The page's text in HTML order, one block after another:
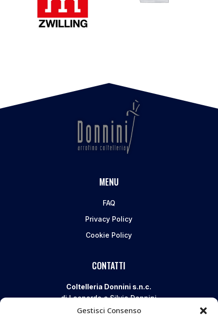
Gestisci Consenso
MENU
FAQ
Privacy Policy
Cookie Policy
CONTATTI
Coltelleria Donnini s.n.c.
di Leonardo e Silvia Donnini
Via Giovanni Lanza, 70 – 50136 FIRENZE